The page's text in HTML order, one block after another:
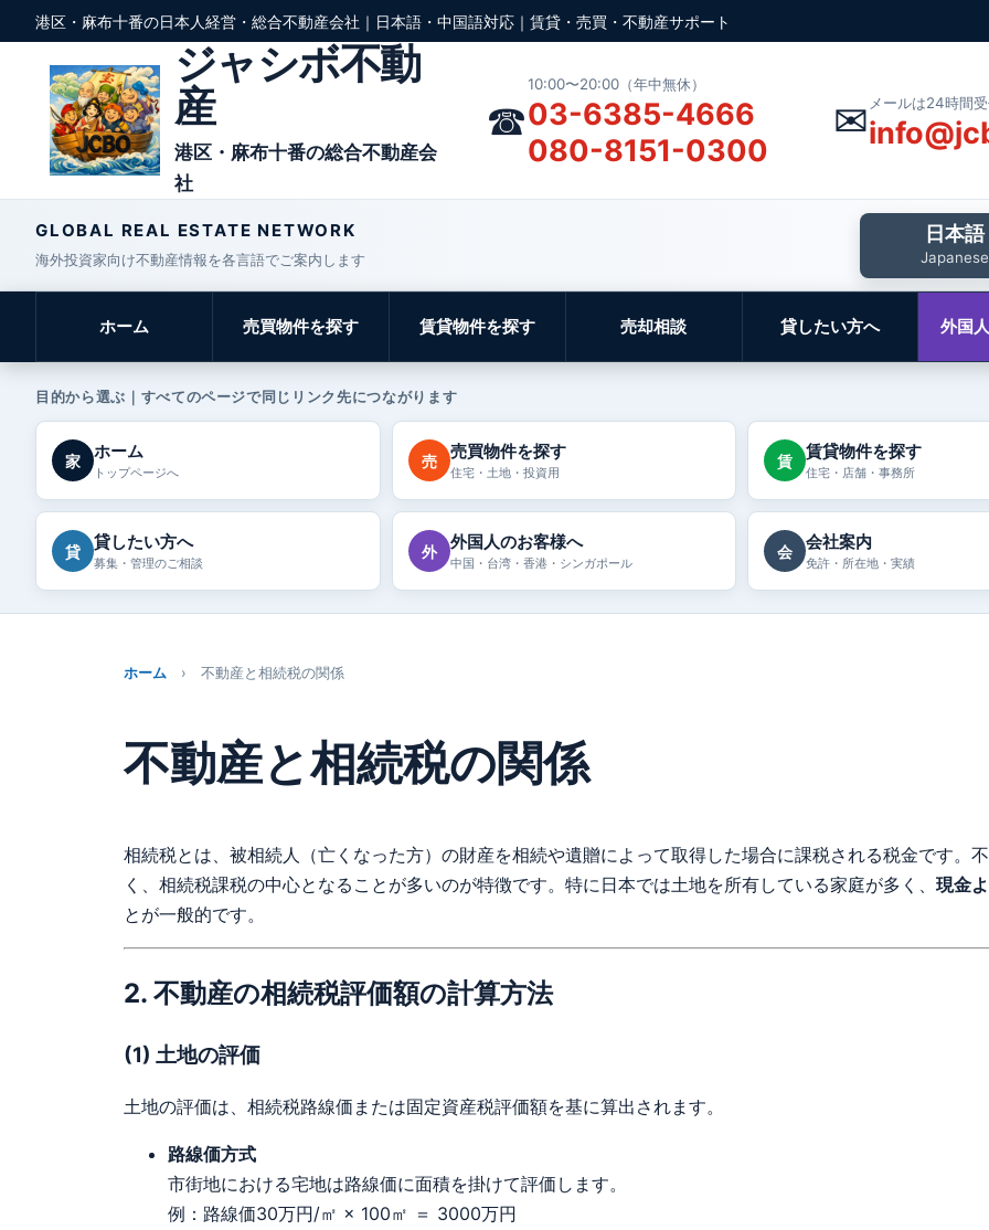
港区・麻布十番の日本人経営・総合不動産会社｜日本語・中国語対応｜賃貸・売買・不動産サポート
ジャシボ不動
産
港区・麻布十番の総合不動産会
社
☎
10:00〜20:00（年中無休）
03-6385-4666
080-8151-0300
✉ メールは24時間
GLOBAL REAL ESTATE NETWORK
海外投資家向け不動産情報を各言語でご案内します
日本語
Japanese
ホーム 売買物件を探す 賃貸物件を探す 売却相談 貸したい方へ 外国
目的から選ぶ｜すべてのページで同じリンク先につながります
家 ホーム
トップページへ
売 売買物件を探す
住宅・土地・投資用
賃 賃貸物件を探す
住宅・店舗・事務所
貸 貸したい方へ
募集・管理のご相談
外 外国人のお客様へ
中国・台湾・香港・シンガポール
会 会社案内
免許・所在地・実績
ホーム › 不動産と相続税の関係
不動産と相続税の関係
相続税とは、被相続人（亡くなった方）の財産を相続や遺贈によって取得した場合に課税される税金です。
く、相続税課税の中心となることが多いのが特徴です。特に日本では土地を所有している家庭が多く、 現金
とが一般的です。
2. 不動産の相続税評価額の計算方法
(1) 土地の評価
土地の評価は、相続税路線価または固定資産税評価額を基に算出されます。
路線価方式
市街地における宅地は路線価に面積を掛けて評価します。
例：路線価30万円/㎡ × 100㎡ ＝ 3000万円